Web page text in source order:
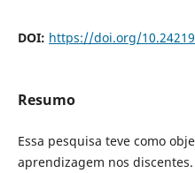
DOI: https://doi.org/
Resumo
Essa pesquisa teve como
aprendizagem nos